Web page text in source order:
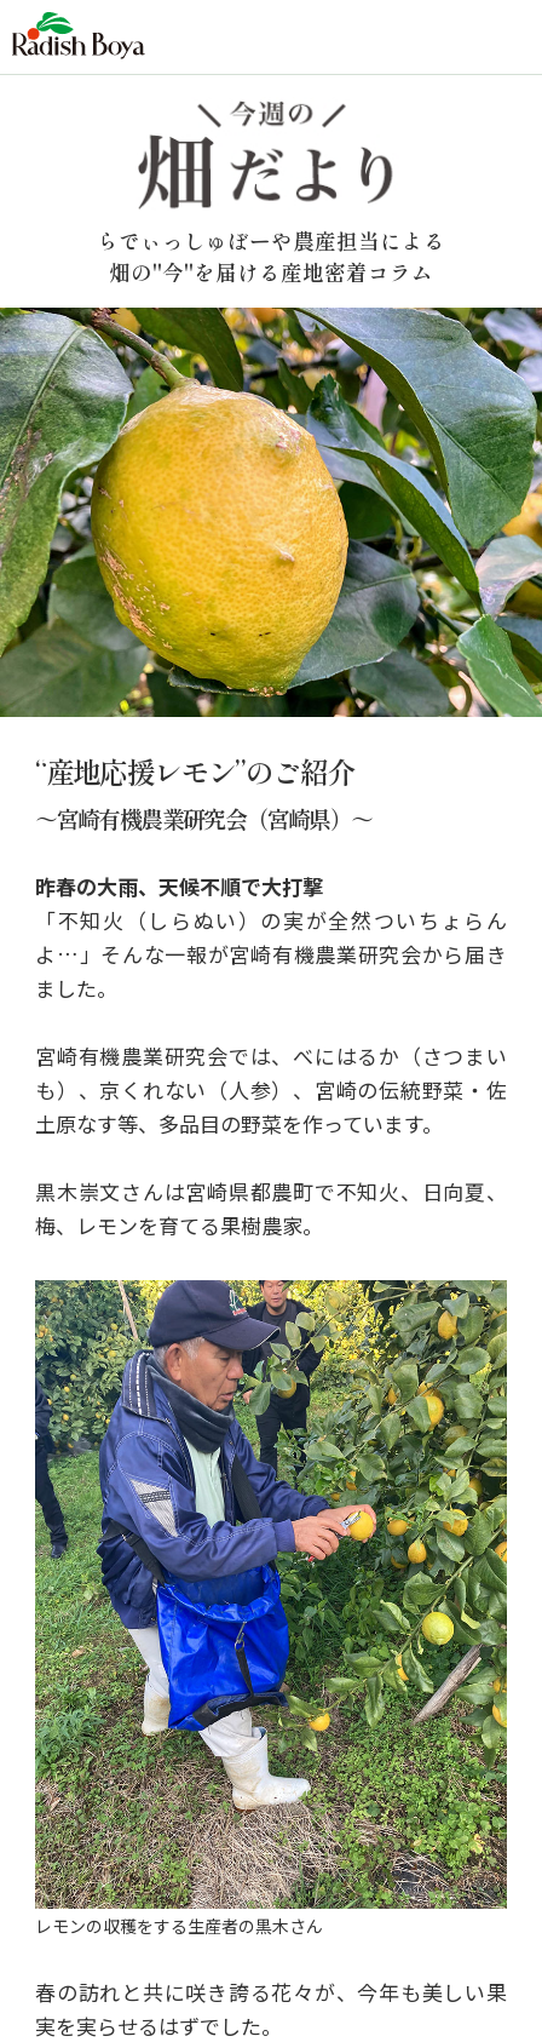
らでぃっしゅぼーや農産担当による
畑の"今"を届ける産地密着コラム
“産地応援レモン”のご紹介
～宮崎有機農業研究会（宮崎県）～
昨春の大雨、天候不順で大打撃
「不知火（しらぬい）の実が全然ついちょらん
よ…」そんな一報が宮崎有機農業研究会から届き
ました。
宮崎有機農業研究会では、べにはるか（さつまい
も）、京くれない（人参）、宮崎の伝統野菜・佐
土原なす等、多品目の野菜を作っています。
黒木崇文さんは宮崎県都農町で不知火、日向夏、
梅、レモンを育てる果樹農家。
レモンの収穫をする生産者の黒木さん
春の訪れと共に咲き誇る花々が、今年も美しい果
実を実らせるはずでした。